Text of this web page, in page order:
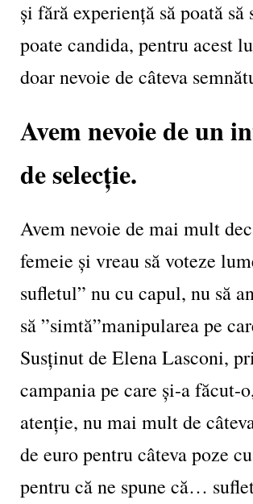
și fără experiență să poată să
poate candida, pentru acest
doar nevoie de câteva
Avem nevoie de un
de selecție.
Avem nevoie de mai mult
femeie și vreau să voteze
sufletul” nu cu capul, nu să
să ”simtă”manipularea pe
Susținut de Elena Lasconi,
campania pe care și-a făcut-
atenție, nu mai mult de
de euro pentru câteva poze
pentru că ne spune că…